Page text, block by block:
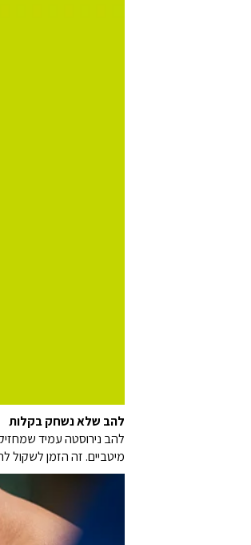
להב שלא נשחק בקלות
מיטביים. זה הזמן לשקול